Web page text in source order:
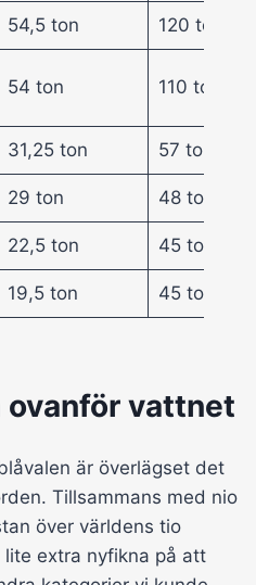
54,5 ton 120 ton
54 ton 110 ton
31,25 ton 57 ton
29 ton 48 ton
22,5 ton 45 ton
19,5 ton 45 ton
vattnet
är överlägset det
Tillsammans med nio
över världens tio
extra nyfikna på att